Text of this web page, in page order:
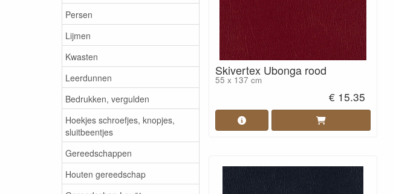
Persen
Lijmen
Kwasten
Leerdunnen
Bedrukken, vergulden
Hoekjes schroefjes, knopjes,
sluitbeentjes
Gereedschappen
Houten gereedschap
Skivertex Ubonga rood
55 x 137 cm
€ 15.35